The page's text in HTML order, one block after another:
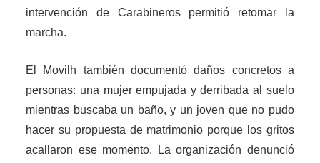
intervención de Carabineros permitió retomar la
marcha.
El Movilh también documentó daños concretos a
personas: una mujer empujada y derribada al suelo
mientras buscaba un baño, y un joven que no pudo
hacer su propuesta de matrimonio porque los gritos
acallaron ese momento. La organización denunció